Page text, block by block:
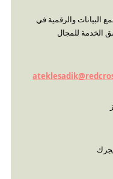
البيانات والرقمية في
الخدمة للمجال